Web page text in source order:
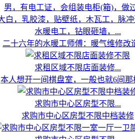
男，有电工证，会组装电柜(箱)，做
水暖电工，钻眼砸墙，...
二十六年的水暖工师傅：暖气维修改
求租区域不限店面装修...
本人想开一间棋盘室，一般也就6间那
求购市中心区房型不限...
求购市中心区房型不限中档装修